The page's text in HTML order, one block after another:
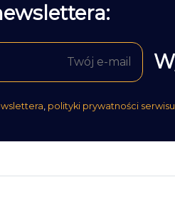
, polityki prywatności serwisu